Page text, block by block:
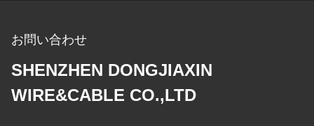
お問い合わせ
SHENZHEN DONGJIAXIN
WIRE&CABLE CO.,LTD